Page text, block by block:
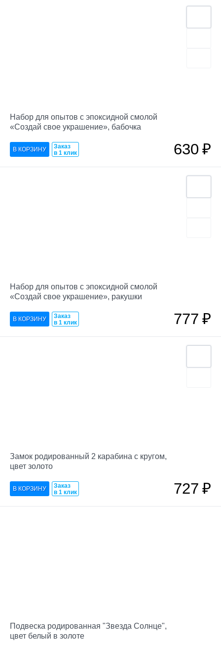
Набор для опытов с эпоксидной смолой
«Создай свое украшение», бабочка
Заказ
в 1 клик
630₽
Набор для опытов с эпоксидной смолой
«Создай свое украшение», ракушки
Заказ
в 1 клик
777₽
Замок родированный 2 карабина с кругом,
цвет золото
Заказ
в 1 клик
727₽
Подвеска родированная "Звезда Солнце",
цвет белый в золоте